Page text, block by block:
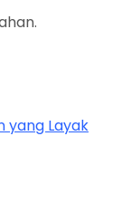
yang Layak